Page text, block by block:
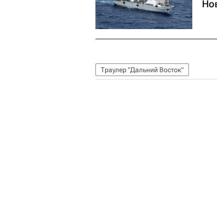
Траулер "Дальний Восток"